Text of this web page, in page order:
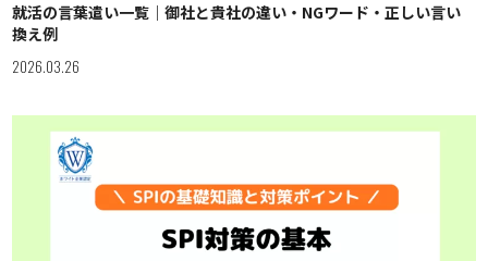
就活の言葉遣い一覧｜御社と貴社の違い・NGワード・正しい言い
換え例
2026.03.26